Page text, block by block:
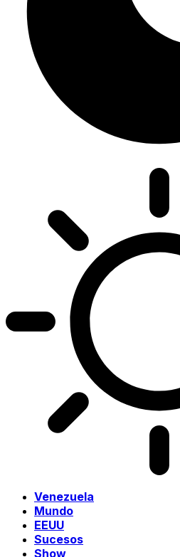
Venezuela
Mundo
EEUU
Sucesos
Show